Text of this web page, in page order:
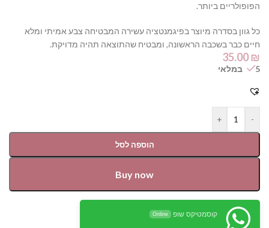
הפופולריים ביותר.
כל גוון בסדרה מיוצר בפיגמנטציה עשירה המבטיחה צבע אמיתי ומלא
חיים כבר בשכבה הראשונה, ומבטיח שהתוצאה תהיה מדויקת.
35.00₪
5 במלאי
-
+
הוספה לסל
Buy now
קוסמטיקס שופ Online